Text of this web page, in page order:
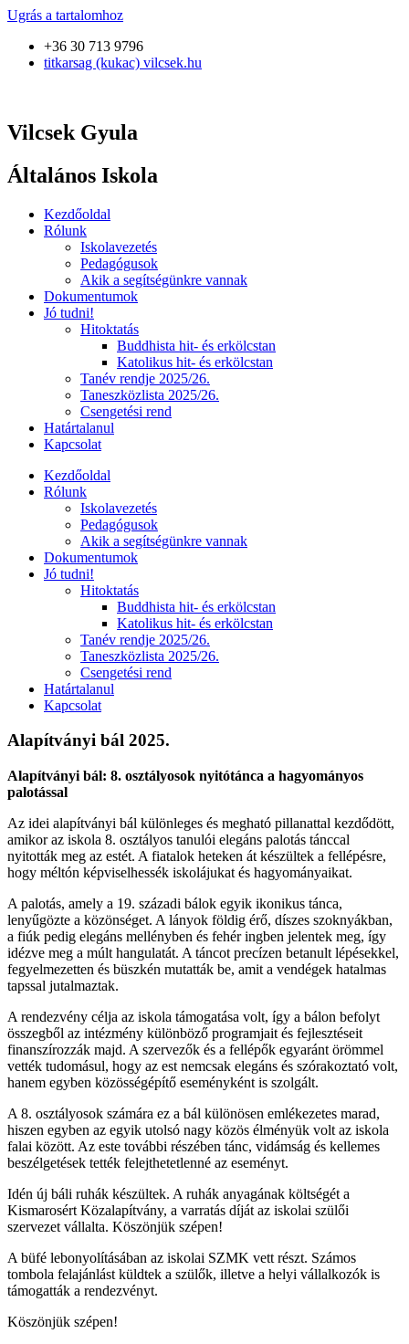
Ugrás a tartalomhoz
+36 30 713 9796
titkarsag (kukac) vilcsek.hu
Vilcsek Gyula
Általános Iskola
Kezdőoldal
Rólunk
Iskolavezetés
Pedagógusok
Akik a segítségünkre vannak
Dokumentumok
Jó tudni!
Hitoktatás
Buddhista hit- és erkölcstan
Katolikus hit- és erkölcstan
Tanév rendje 2025/26.
Taneszközlista 2025/26.
Csengetési rend
Határtalanul
Kapcsolat
Kezdőoldal
Rólunk
Iskolavezetés
Pedagógusok
Akik a segítségünkre vannak
Dokumentumok
Jó tudni!
Hitoktatás
Buddhista hit- és erkölcstan
Katolikus hit- és erkölcstan
Tanév rendje 2025/26.
Taneszközlista 2025/26.
Csengetési rend
Határtalanul
Kapcsolat
Alapítványi bál 2025.
Alapítványi bál: 8. osztályosok nyitótánca a hagyományos
palotással
Az idei alapítványi bál különleges és megható pillanattal kezdődött,
amikor az iskola 8. osztályos tanulói elegáns palotás tánccal
nyitották meg az estét. A fiatalok heteken át készültek a fellépésre,
hogy méltón képviselhessék iskolájukat és hagyományaikat.
A palotás, amely a 19. századi bálok egyik ikonikus tánca,
lenyűgözte a közönséget. A lányok földig érő, díszes szoknyákban,
a fiúk pedig elegáns mellényben és fehér ingben jelentek meg, így
idézve meg a múlt hangulatát. A táncot precízen betanult lépésekkel,
fegyelmezetten és büszkén mutatták be, amit a vendégek hatalmas
tapssal jutalmaztak.
A rendezvény célja az iskola támogatása volt, így a bálon befolyt
összegből az intézmény különböző programjait és fejlesztéseit
finanszírozzák majd. A szervezők és a fellépők egyaránt örömmel
vették tudomásul, hogy az est nemcsak elegáns és szórakoztató volt,
hanem egyben közösségépítő eseményként is szolgált.
A 8. osztályosok számára ez a bál különösen emlékezetes marad,
hiszen egyben az egyik utolsó nagy közös élményük volt az iskola
falai között. Az este további részében tánc, vidámság és kellemes
beszélgetések tették felejthetetlenné az eseményt.
Idén új báli ruhák készültek. A ruhák anyagának költségét a
Kismarosért Közalapítvány, a varratás díját az iskolai szülői
szervezet vállalta. Köszönjük szépen!
A büfé lebonyolításában az iskolai SZMK vett részt. Számos
tombola felajánlást küldtek a szülők, illetve a helyi vállalkozók is
támogatták a rendezvényt.
Köszönjük szépen!